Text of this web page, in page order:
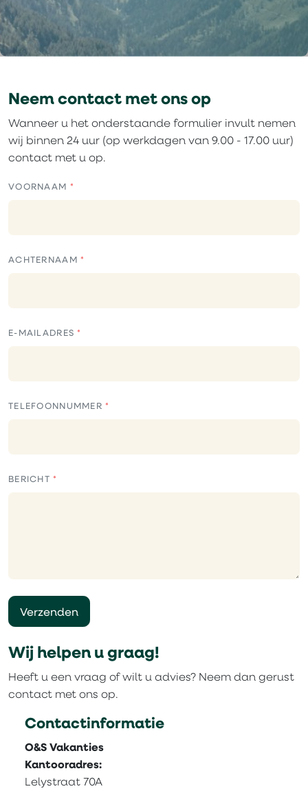
Neem contact met ons op
Wanneer u het onderstaande formulier invult nemen
wij binnen 24 uur (op werkdagen van 9.00 - 17.00 uur)
contact met u op.
VOORNAAM
ACHTERNAAM
E-MAILADRES
TELEFOONNUMMER
BERICHT
Verzenden
Wij helpen u graag!
Heeft u een vraag of wilt u advies? Neem dan gerust
contact met ons op.
Contactinformatie
O&S Vakanties
Kantooradres:
Lelystraat 70A